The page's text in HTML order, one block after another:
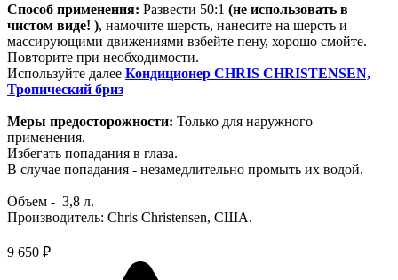
Способ применения: Развести 50:1 (не использовать в
чистом виде! ), намочите шерсть, нанесите на шерсть и
массирующими движениями взбейте пену, хорошо смойте.
Повторите при необходимости.
Используйте далее Кондиционер CHRIS CHRISTENSEN,
Тропический бриз
Меры предосторожности: Только для наружного
применения.
Избегать попадания в глаза.
В случае попадания - незамедлительно промыть их водой.
Объем - 3,8 л.
Производитель: Chris Christensen, США.
9 650 ₽